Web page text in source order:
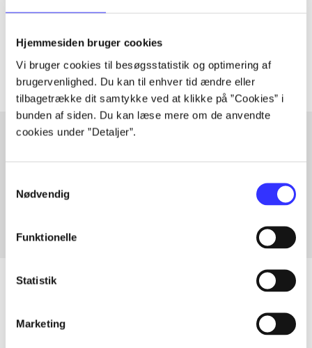
Hjemmesiden bruger cookies
Vi bruger cookies til besøgsstatistik og optimering af
brugervenlighed. Du kan til enhver tid ændre eller
tilbagetrække dit samtykke ved at klikke på ”Cookies” i
bunden af siden. Du kan læse mere om de anvendte
cookies under ”Detaljer”.
Nødvendig
Funktionelle
Statistik
Marketing
Artiklerne i handler ofte om
Fra
Artikler